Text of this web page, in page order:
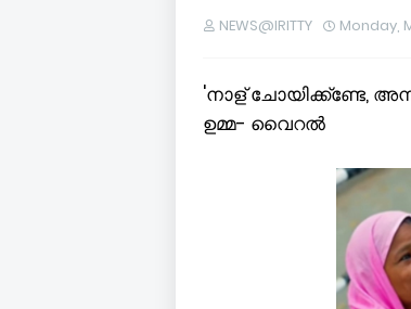
NEWS@IRITTY Monday,
'നാള് ചോയിക്ക്ണ്ടേ,
ഉമ്മ- വൈറൽ